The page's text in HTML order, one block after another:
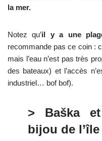
la mer.
Notez qu’il y a une
recommande pas ce coin :
mais l’eau n’est pas très
des bateaux) et l’accès
industriel… bof bof).
> Baška
bijou de